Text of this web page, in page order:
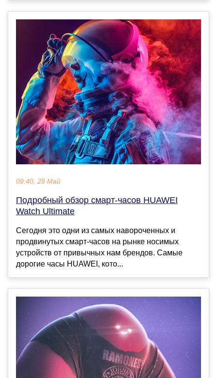
09:40, 29 Май
Подробный обзор смарт-часов HUAWEI
Watch Ultimate
Сегодня это одни из самых навороченных и
продвинутых смарт-часов на рынке носимых
устройств от привычных нам брендов. Самые
дорогие часы HUAWEI, кото...